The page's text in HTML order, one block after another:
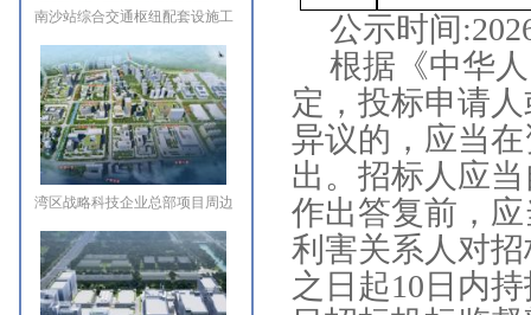
南沙站综合交通枢纽配套设施工
湾区战略科技企业总部项目周边
公示时间
根据《中华
定，投标申请
异议的，应当
出。招标人应
作出答复前，
利害关系人对
之日起10日内